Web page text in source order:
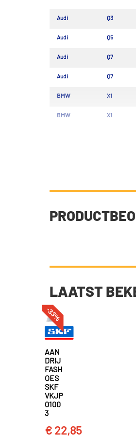
Audi Q3
Audi Q5
Audi Q7
Audi Q7
BMW X1
BMW X1
LAATST
-33%
AAN
DRIJ
FASH
OES
SKF
VKJP
0100
3
€ 22,85